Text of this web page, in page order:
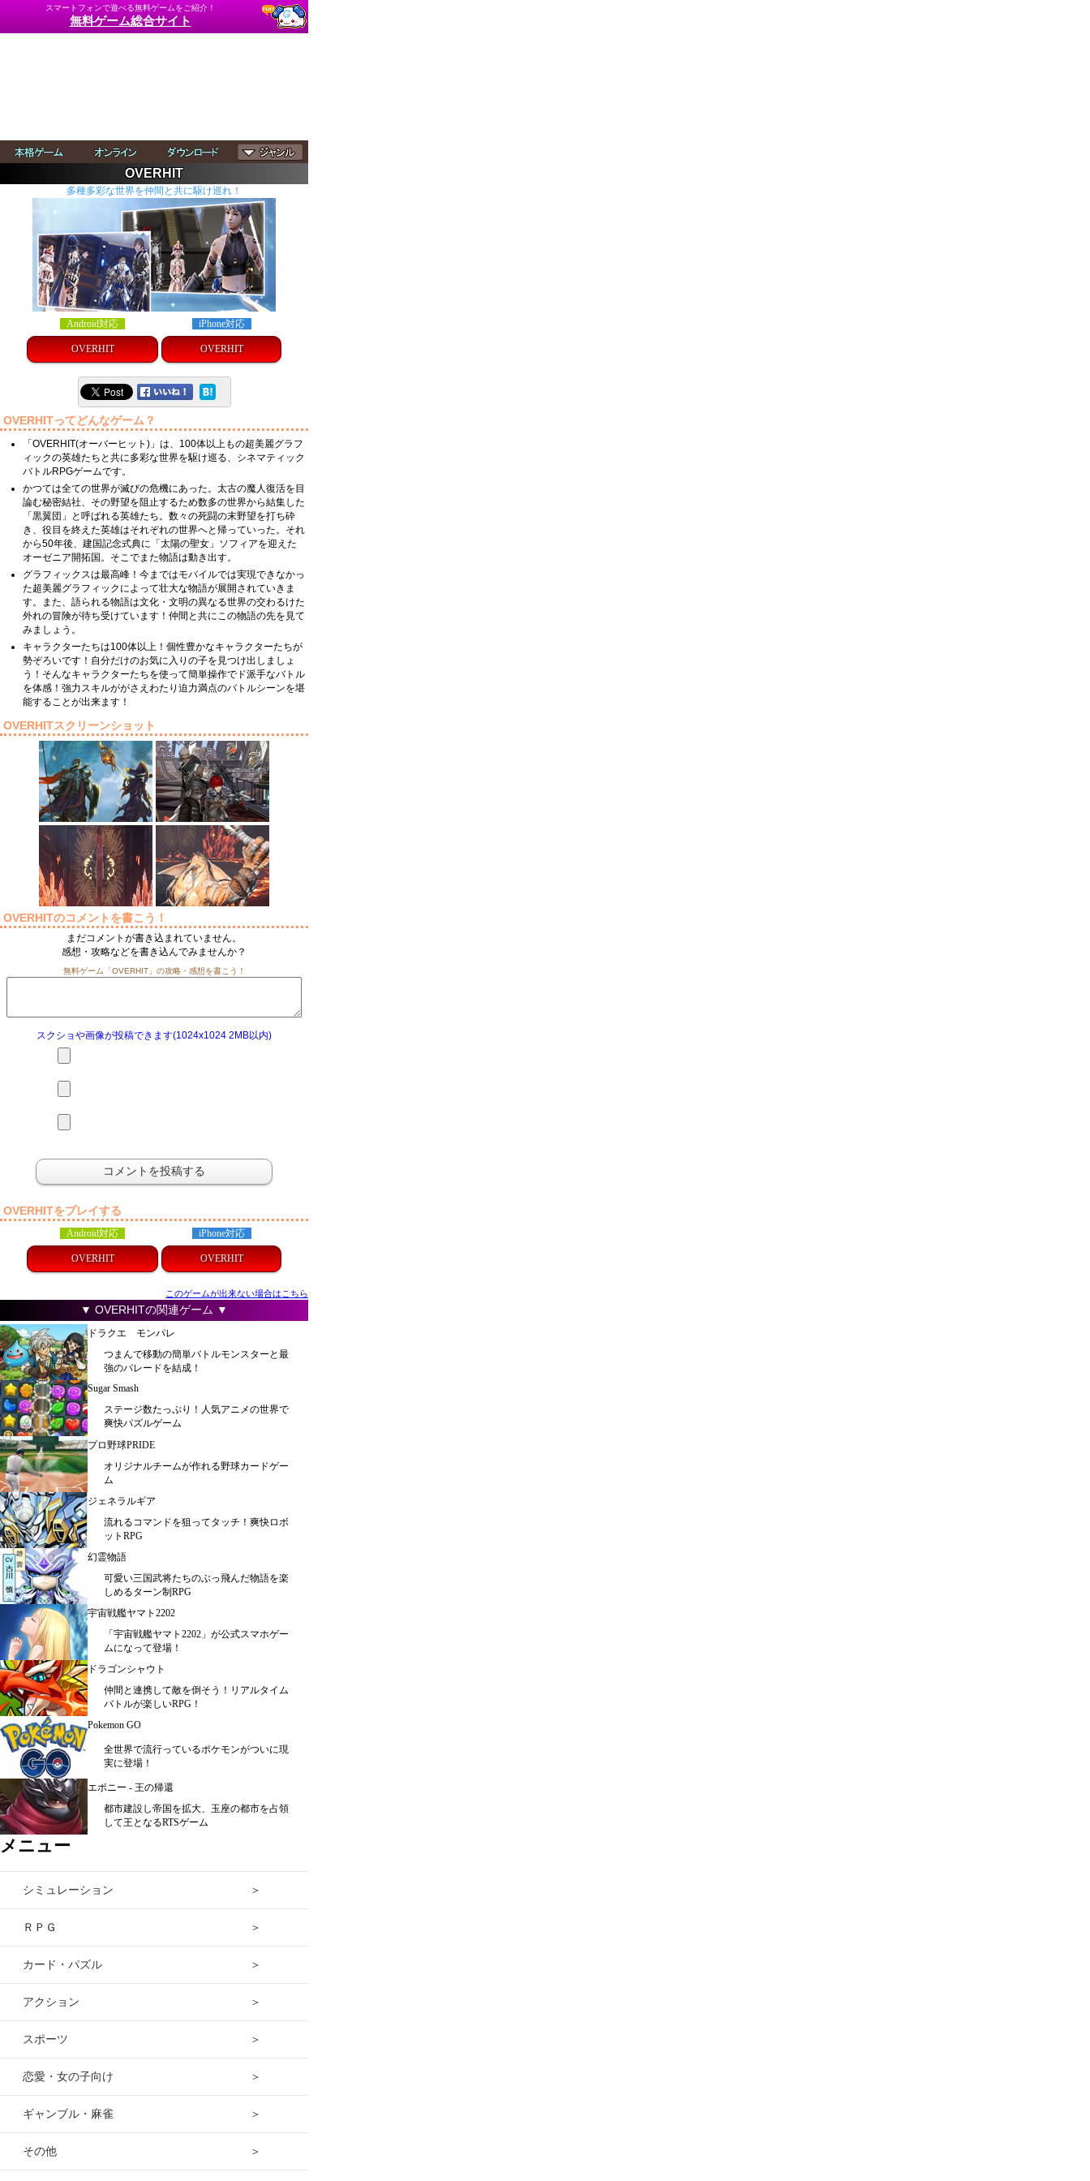
スマートフォンで遊べる無料ゲームをご紹介！
無料ゲーム総合サイト
OVERHIT
多種多彩な世界を仲間と共に駆け巡れ！
Android対応
OVERHIT
iPhone対応
OVERHIT
OVERHITってどんなゲーム？
「OVERHIT(オーバーヒット)」は、100体以上もの超美麗グラフ
ィックの英雄たちと共に多彩な世界を駆け巡る、シネマティック
バトルRPGゲームです。
かつては全ての世界が滅びの危機にあった。太古の魔人復活を目
論む秘密結社、その野望を阻止するため数多の世界から結集した
「黒翼団」と呼ばれる英雄たち。数々の死闘の末野望を打ち砕
き、役目を終えた英雄はそれぞれの世界へと帰っていった。それ
から50年後、建国記念式典に「太陽の聖女」ソフィアを迎えた
オーゼニア開拓国。そこでまた物語は動き出す。
グラフィックスは最高峰！今まではモバイルでは実現できなかっ
た超美麗グラフィックによって壮大な物語が展開されていきま
す。また、語られる物語は文化・文明の異なる世界の交わるけた
外れの冒険が待ち受けています！仲間と共にこの物語の先を見て
みましょう。
キャラクターたちは100体以上！個性豊かなキャラクターたちが
勢ぞろいです！自分だけのお気に入りの子を見つけ出しましょ
う！そんなキャラクターたちを使って簡単操作でド派手なバトル
を体感！強力スキルががさえわたり迫力満点のバトルシーンを堪
能することが出来ます！
OVERHITスクリーンショット
OVERHITのコメントを書こう！
まだコメントが書き込まれていません。
感想・攻略などを書き込んでみませんか？
無料ゲーム「OVERHIT」の攻略・感想を書こう！
スクショや画像が投稿できます(1024x1024 2MB以内)
OVERHITをプレイする
Android対応
OVERHIT
iPhone対応
OVERHIT
このゲームが出来ない場合はこちら
▼ OVERHITの関連ゲーム ▼
ドラクエ モンパレ
つまんで移動の簡単バトルモンスターと最
強のパレードを結成！
Sugar Smash
ステージ数たっぷり！人気アニメの世界で
爽快パズルゲーム
プロ野球PRIDE
オリジナルチームが作れる野球カードゲー
ム
ジェネラルギア
流れるコマンドを狙ってタッチ！爽快ロボ
ットRPG
幻霊物語
可愛い三国武将たちのぶっ飛んだ物語を楽
しめるターン制RPG
宇宙戦艦ヤマト2202
「宇宙戦艦ヤマト2202」が公式スマホゲー
ムになって登場！
ドラゴンシャウト
仲間と連携して敵を倒そう！リアルタイム
バトルが楽しいRPG！
Pokemon GO
全世界で流行っているポケモンがついに現
実に登場！
エボニー - 王の帰還
都市建設し帝国を拡大、玉座の都市を占領
して王となるRTSゲーム
メニュー
シミュレーション ＞
ＲＰＧ ＞
カード・パズル ＞
アクション ＞
スポーツ ＞
恋愛・女の子向け ＞
ギャンブル・麻雀 ＞
その他 ＞